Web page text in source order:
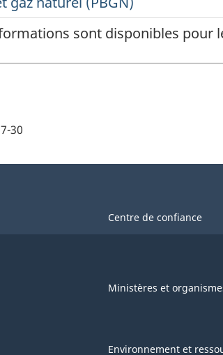
sont disponibles
30
Centre de confiance
Ministères et
Environnement et